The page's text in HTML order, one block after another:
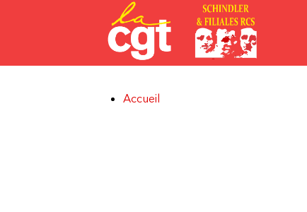
Aller au contenu principal
Accueil